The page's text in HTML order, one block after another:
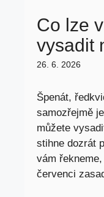
Co lze
vysadit
26. 6. 2026
Špenát,
samozřejmě
můžete
stihne dozrát
vám
červenci